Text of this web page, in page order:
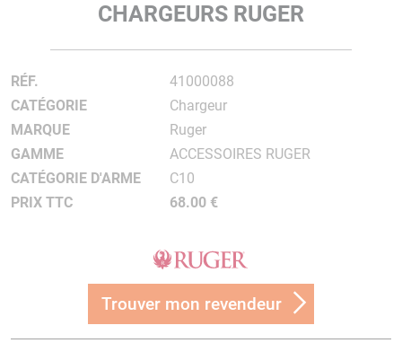
CHARGEURS RUGER
RÉF.
41000088
CATÉGORIE
Chargeur
MARQUE
Ruger
GAMME
ACCESSOIRES RUGER
CATÉGORIE D'ARME
C10
PRIX TTC
68.00 €
Trouver mon revendeur